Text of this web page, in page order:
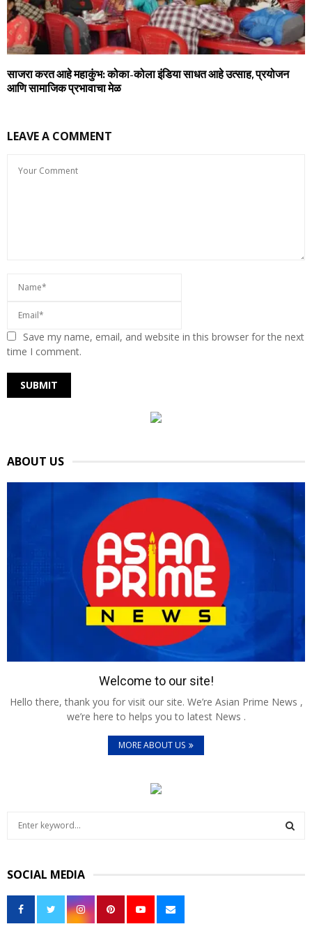
साजरा करत आहे महाकुंभ: कोका-कोला इंडिया साधत आहे उत्साह, प्रयोजन
आणि सामाजिक प्रभावाचा मेळ
LEAVE A COMMENT
Save my name, email, and website in this browser for the next
time I comment.
ABOUT US
Welcome to our site!
Hello there, thank you for visit our site. We’re Asian Prime News ,
we’re here to helps you to latest News .
MORE ABOUT US
c
h
o
SOCIAL MEDIA